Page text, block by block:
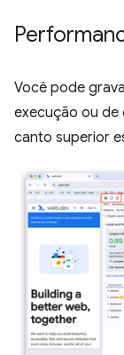
Você pode
execução ou
canto superior